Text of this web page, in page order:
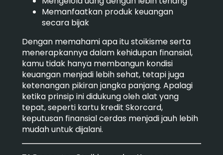
Memanfaatkan produk keuangan
secara bijak
Dengan memahami apa itu stoikisme serta
menerapkannya dalam kehidupan finansial,
kamu tidak hanya membangun kondisi
keuangan menjadi lebih sehat, tetapi juga
ketenangan pikiran jangka panjang. Apalagi
ketika prinsip ini didukung oleh alat yang
tepat, seperti kartu kredit Skorcard,
keputusan finansial cerdas menjadi jauh lebih
mudah untuk dijalani.